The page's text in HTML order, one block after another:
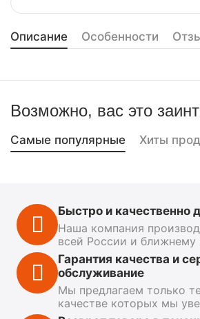
Описание Особенности
Возможно, вас это
Самые популярные Хиты
Быстро и качественно
Наша компания
всей России и ближнему
Гарантия качества и
обслуживание
Мы предлагаем только
качестве которых мы